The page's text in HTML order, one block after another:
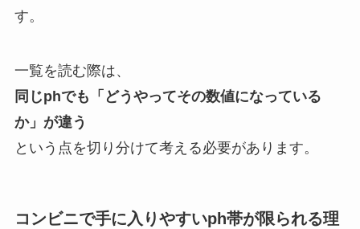
す。
一覧を読む際は、
同じphでも「どうやってその数値になっている
か」が違う
という点を切り分けて考える必要があります。
コンビニで手に入りやすいph帯が限られる理